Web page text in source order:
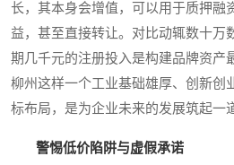
长，其本身会增值，可以用于质押融
益，甚至直接转让。对比动辄数十万
期几千元的注册投入是构建品牌资产
柳州这样一个工业基础雄厚、创新创
标布局，是为企业未来的发展筑起一
警惕低价陷阱与虚假承诺